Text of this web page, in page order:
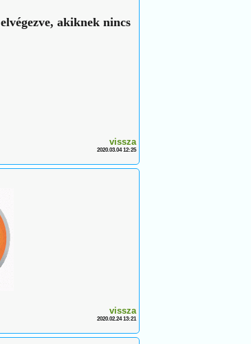
akiknek nincs
vissza
2020.03.04 12:25
vissza
2020.02.24 13:21